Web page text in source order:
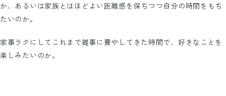
か、あるいは家族とはほどよい距離感を保ちつつ自分の時間をもち
たいのか。
家事ラクにしてこれまで雑事に費やしてきた時間で、好きなことを
楽しみたいのか。